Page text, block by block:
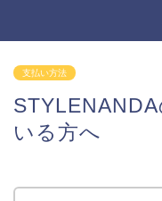
支払い方法
いる方へ